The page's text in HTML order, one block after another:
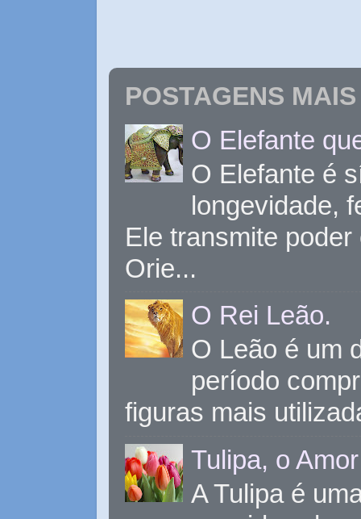
POSTAGENS
O Elefante
O Elefante é
longevidade,
Ele transmite
Orie...
O Rei Leão.
O Leão é um
período
figuras mais
Tulipa, o
A Tulipa é